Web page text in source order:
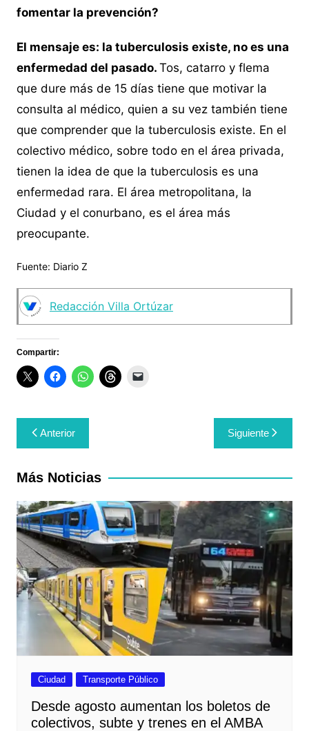
fomentar la prevención?
El mensaje es: la tuberculosis existe, no es una
enfermedad del pasado. Tos, catarro y flema
que dure más de 15 días tiene que motivar la
consulta al médico, quien a su vez también tiene
que comprender que la tuberculosis existe. En el
colectivo médico, sobre todo en el área privada,
tienen la idea de que la tuberculosis es una
enfermedad rara. El área metropolitana, la
Ciudad y el conurbano, es el área más
preocupante.
Fuente: Diario Z
Redacción Villa Ortúzar
Compartir:
Navegación
de
entradas
Anterior Siguiente
Más Noticias
Ciudad Transporte Público
Desde agosto aumentan los boletos de
colectivos, subte y trenes en el AMBA